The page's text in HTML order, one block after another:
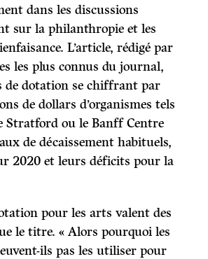
dans les discussions
sur la philanthropie et les
L’article, rédigé par
les plus connus du journal,
de dotation se chiffrant par
de dollars d’organismes tels
Stratford ou le Banff Centre
de décaissement habituels,
2020 et leurs déficits pour la
pour les arts valent des
le titre. « Alors pourquoi les
ils pas les utiliser pour